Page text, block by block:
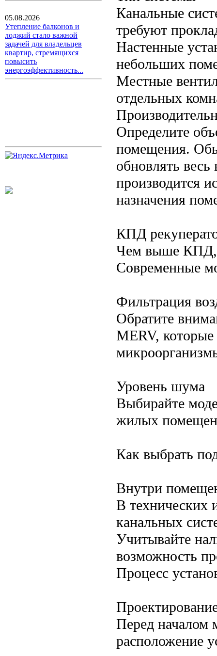
05.08.2026
Утепление балконов и
лоджий стало важной
задачей для владельцев
квартир, стремящихся
повысить
энергоэффективность...
Канальные
требуют
Настенные
небольших
Местные
отдельных
Определите
помещения.
обновлять
производится
назначения
КПД
Чем выше КПД,
Современные
Фильтрация
Обратите
MERV,
Уровень шума
Выбирайте
жилых
Как выбрать
Внутри
В технических
канальных
Учитывайте
возможность
Процесс
Перед началом
расположение